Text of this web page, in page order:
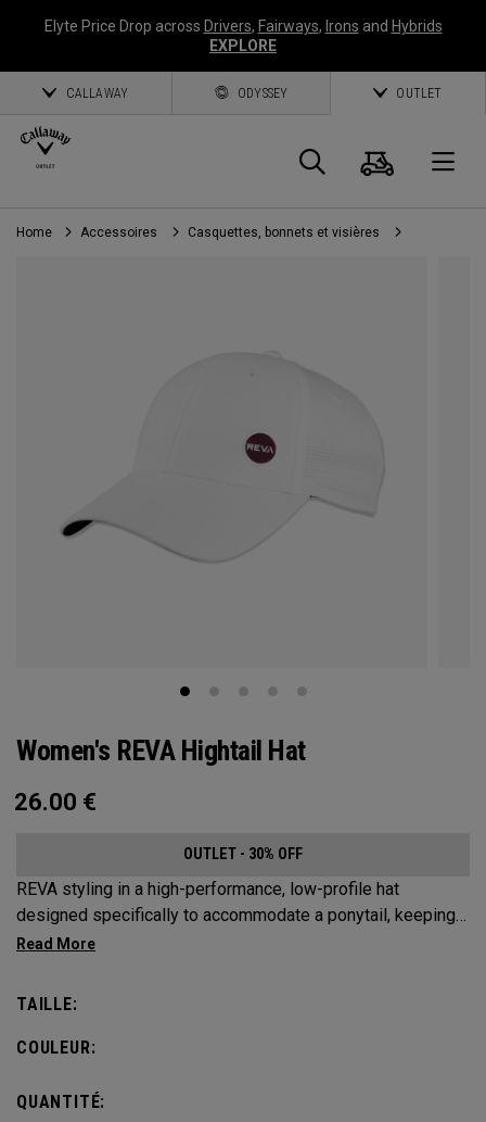
Elyte Price Drop across Drivers, Fairways, Irons and Hybrids
EXPLORE
CALLAWAY ODYSSEY OUTLET
Panier
Home Accessoires Casquettes, bonnets et visières
Women's REVA Hightail Hat
26.00 €
OUTLET - 30% OFF
REVA styling in a high-performance, low-profile hat
designed specifically to accommodate a ponytail, keeping
your hair from obstructing your view of the pin.​
TAILLE:
COULEUR:
QUANTITÉ: